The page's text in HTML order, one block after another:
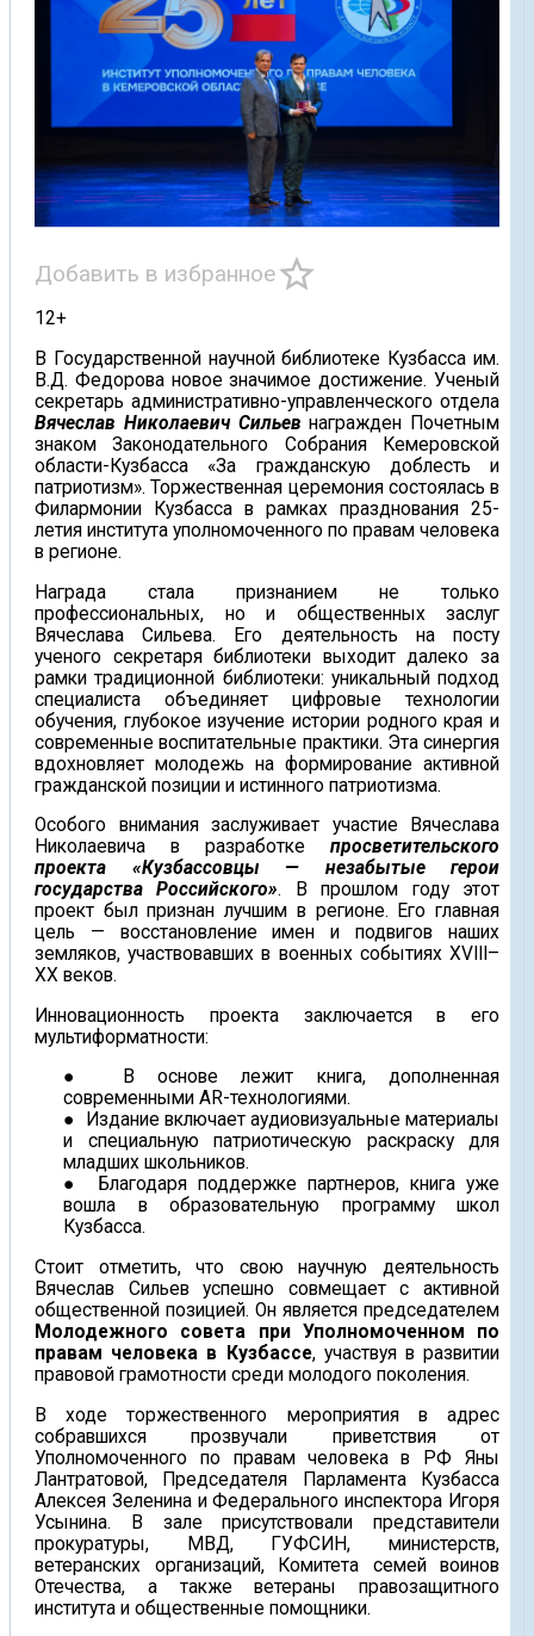
Добавить в избранноеstar_border
12+
В Государственной научной библиотеке Кузбасса им.
В.Д. Федорова новое значимое достижение. Ученый
секретарь административно-управленческого отдела
Вячеслав Николаевич Сильев награжден Почетным
знаком Законодательного Собрания Кемеровской
области-Кузбасса «За гражданскую доблесть и
патриотизм». Торжественная церемония состоялась в
Филармонии Кузбасса в рамках празднования 25-
летия института уполномоченного по правам человека
в регионе.
Награда стала признанием не только
профессиональных, но и общественных заслуг
Вячеслава Сильева. Его деятельность на посту
ученого секретаря библиотеки выходит далеко за
рамки традиционной библиотеки: уникальный подход
специалиста объединяет цифровые технологии
обучения, глубокое изучение истории родного края и
современные воспитательные практики. Эта синергия
вдохновляет молодежь на формирование активной
гражданской позиции и истинного патриотизма.
Особого внимания заслуживает участие Вячеслава
Николаевича в разработке просветительского
проекта «Кузбассовцы — незабытые герои
государства Российского». В прошлом году этот
проект был признан лучшим в регионе. Его главная
цель — восстановление имен и подвигов наших
земляков, участвовавших в военных событиях XVIII–
XX веков.
Инновационность проекта заключается в его
мультиформатности:
В основе лежит книга, дополненная
современными AR-технологиями.
Издание включает аудиовизуальные материалы
и специальную патриотическую раскраску для
младших школьников.
Благодаря поддержке партнеров, книга уже
вошла в образовательную программу школ
Кузбасса.
Стоит отметить, что свою научную деятельность
Вячеслав Сильев успешно совмещает с активной
общественной позицией. Он является председателем
Молодежного совета при Уполномоченном по
правам человека в Кузбассе, участвуя в развитии
правовой грамотности среди молодого поколения.
В ходе торжественного мероприятия в адрес
собравшихся прозвучали приветствия от
Уполномоченного по правам человека в РФ Яны
Лантратовой, Председателя Парламента Кузбасса
Алексея Зеленина и Федерального инспектора Игоря
Усынина. В зале присутствовали представители
прокуратуры, МВД, ГУФСИН, министерств,
ветеранских организаций, Комитета семей воинов
Отечества, а также ветераны правозащитного
института и общественные помощники.